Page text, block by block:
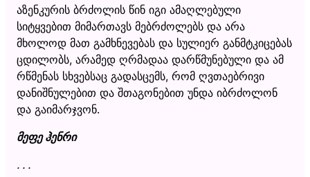
აზენკურის ბრძოლის წინ იგი ამაღლებული
სიტყვებით მიმართავს მებრძოლებს და არა
მხოლოდ მათ გამხნევებას და სულიერ განმტკიცებას
ცდილობს, არამედ ღრმადაა დარწმუნებული და ამ
რწმენას სხვებსაც გადასცემს, რომ ღვთაებრივი
დანიშნულებით და შთაგონებით უნდა იბრძოლონ
და გაიმარჯვონ.
მეფე ჰენრი
. . .